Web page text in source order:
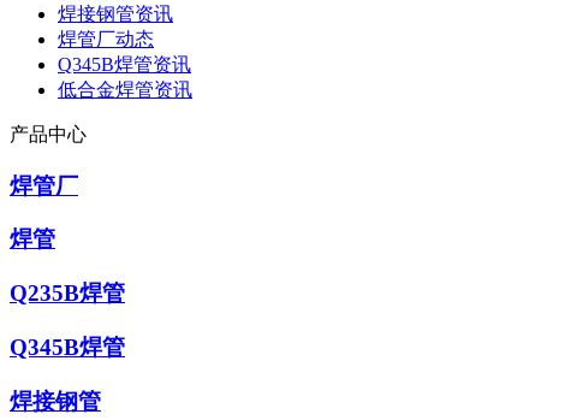
焊接钢管资讯
焊管厂动态
Q345B焊管资讯
低合金焊管资讯
产品中心
焊管厂
焊管
Q235B焊管
Q345B焊管
焊接钢管